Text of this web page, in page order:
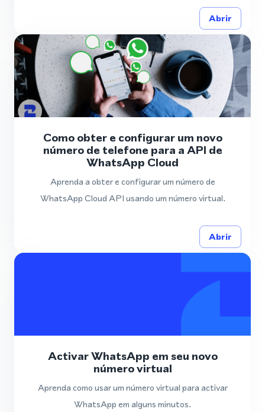
Abrir
Como obter e configurar um novo
número de telefone para a API de
WhatsApp Cloud
Aprenda a obter e configurar um número de
WhatsApp Cloud API usando um número virtual.
Abrir
Activar WhatsApp em seu novo
número virtual
Aprenda como usar um número virtual para activar
WhatsApp em alguns minutos.